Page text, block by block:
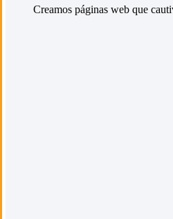
Creamos páginas web que